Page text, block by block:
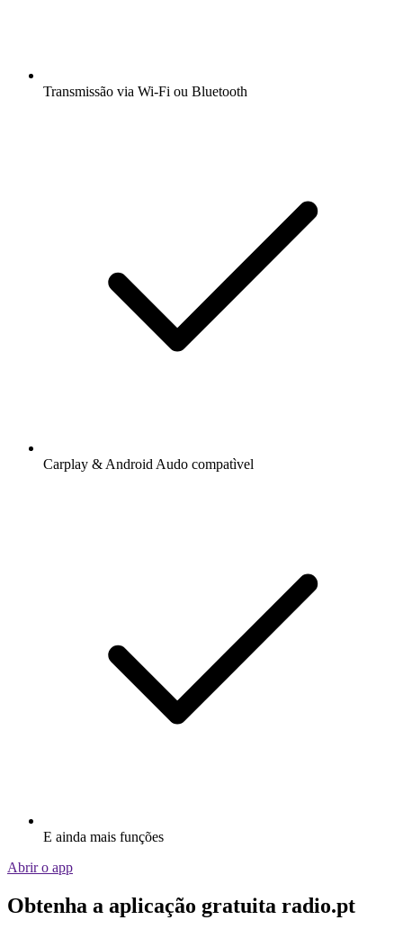
Transmissão via Wi-Fi ou Bluetooth
Carplay & Android Audo compatìvel
E ainda mais funções
Abrir o app
Obtenha a aplicação gratuita radio.pt